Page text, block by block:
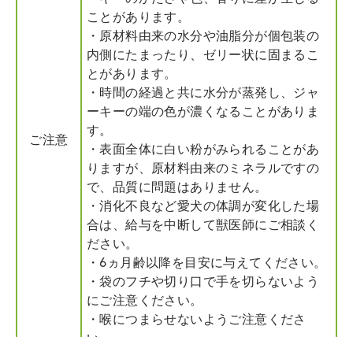
ご注意
ことがあります。
・原材料由来の水分や油脂分が個包装の
内側にたまったり、ゼリー状に固まるこ
とがあります。
・時間の経過と共に水分が蒸発し、ジャ
ーキーの端の色が濃くなることがありま
す。
・表面全体に白い粉がみられることがあ
りますが、原材料由来のミネラルですの
で、品質に問題はありません。
・消化不良など愛犬の体調が変化した場
合は、給与を中断して獣医師にご相談く
ださい。
・6ヵ月齢以降を目安に与えてください。
・袋のフチや切り口で手を切らないよう
にご注意ください。
・喉につまらせないようご注意くださ